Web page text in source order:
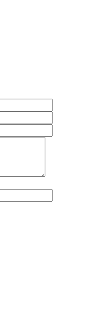
không gian sống
Thủ Thiêm, Linden
bán và cho thuê
city-ban/